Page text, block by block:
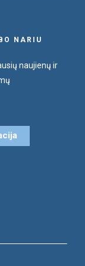
NARIU
naujienų ir